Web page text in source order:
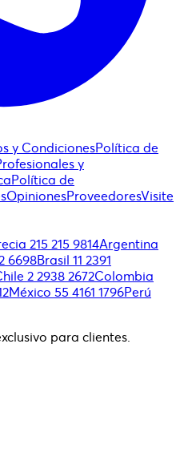
y CondicionesPolítica de
y
Política de
OpinionesProveedoresVisite
215 215 9814Argentina
6698Brasil 11 2391
2 2938 2672Colombia
México 55 4161 1796Perú
para clientes.